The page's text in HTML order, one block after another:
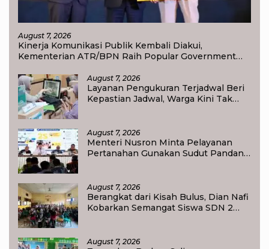
August 7, 2026
Kinerja Komunikasi Publik Kembali Diakui,
Kementerian ATR/BPN Raih Popular Government
August 7, 2026
Layanan Pengukuran Terjadwal Beri
Kepastian Jadwal, Warga Kini Tak
August 7, 2026
Menteri Nusron Minta Pelayanan
Pertanahan Gunakan Sudut Pandang
August 7, 2026
Berangkat dari Kisah Bulus, Dian Nafi
Kobarkan Semangat Siswa SDN 2
August 7, 2026